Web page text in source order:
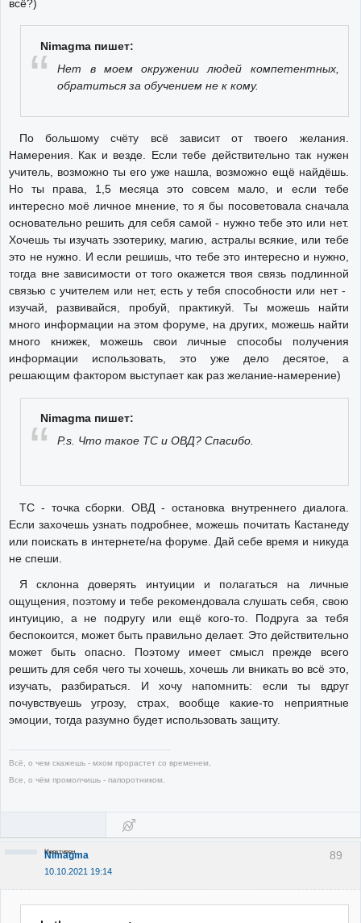
всё?)
Nimagma пишет:
Нет в моем окружении людей компетентных,
обратиться за обучением не к кому.
По большому счёту всё зависит от твоего желания.
Намерения. Как и везде. Если тебе действительно так нужен
учитель, возможно ты его уже нашла, возможно ещё найдёшь.
Но ты права, 1,5 месяца это совсем мало, и если тебе
интересно моё личное мнение, то я бы посоветовала сначала
основательно решить для себя самой - нужно тебе это или нет.
Хочешь ты изучать эзотерику, магию, астралы всякие, или тебе
это не нужно. И если решишь, что тебе это интересно и нужно,
тогда вне зависимости от того окажется твоя связь подлинной
связью с учителем или нет, есть у тебя способности или нет -
изучай, развивайся, пробуй, практикуй. Ты можешь найти
много информации на этом форуме, на других, можешь найти
много книжек, можешь свои личные способы получения
информации использовать, это уже дело десятое, а
решающим фактором выступает как раз желание-намерение)
Nimagma пишет:
P.s. Что такое ТС и ОВД? Спасибо.
ТС - точка сборки. ОВД - остановка внутреннего диалога.
Если захочешь узнать подробнее, можешь почитать Кастанеду
или поискать в интернете/на форуме. Дай себе время и никуда
не спеши.
Я склонна доверять интуиции и полагаться на личные
ощущения, поэтому и тебе рекомендовала слушать себя, свою
интуицию, а не подругу или ещё кого-то. Подруга за тебя
беспокоится, может быть правильно делает. Это действительно
может быть опасно. Поэтому имеет смысл прежде всего
решить для себя чего ты хочешь, хочешь ли вникать во всё это,
изучать, разбираться. И хочу напомнить: если ты вдруг
почувствуешь угрозу, страх, вообще какие-то неприятные
эмоции, тогда разумно будет использовать защиту.
Всё, о чем скажешь - мхом прорастет со временем,
Все, о чём промолчишь - папоротником.
89
Nimagma
10.10.2021 19:14
Неактивен